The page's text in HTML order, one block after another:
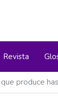
Revista
produce